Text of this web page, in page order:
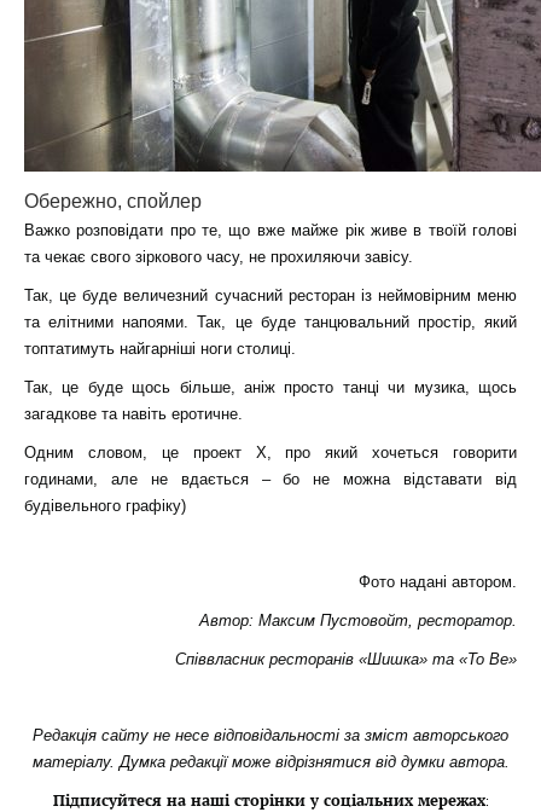
Обережно, спойлер
Важко розповідати про те, що вже майже рік живе в твоїй голові
та чекає свого зіркового часу, не прохиляючи завісу.
Так, це буде величезний сучасний ресторан із неймовірним меню
та елітними напоями. Так, це буде танцювальний простір, який
топтатимуть найгарніші ноги столиці.
Так, це буде щось більше, аніж просто танці чи музика, щось
загадкове та навіть еротичне.
Одним словом, це проект X, про який хочеться говорити
годинами, але не вдається – бо не можна відставати від
будівельного графіку)
Фото надані автором.
Автор: Максим Пустовойт, ресторатор.
Співвласник ресторанів «Шишка» та «To Be»
Редакція сайту не несе відповідальності за зміст авторського
матеріалу.Думка редакції може відрізнятися від думки автора.
Підписуйтеся на наші сторінки у соціальних мережах: